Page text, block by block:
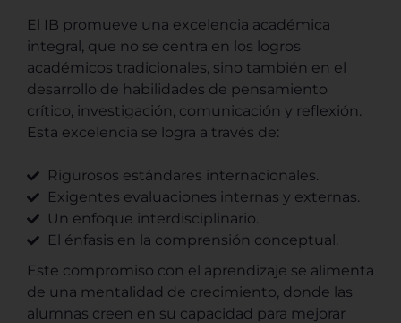
El IB promueve una excelencia académica
integral, que no se centra en los logros
académicos tradicionales, sino también en el
desarrollo de habilidades de pensamiento
crítico, investigación, comunicación y reflexión.
Esta excelencia se logra a través de:
Rigurosos estándares internacionales.
Exigentes evaluaciones internas y externas.
Un enfoque interdisciplinario.
El énfasis en la comprensión conceptual.
Este compromiso con el aprendizaje se alimenta
de una mentalidad de crecimiento, donde las
alumnas creen en su capacidad para mejorar